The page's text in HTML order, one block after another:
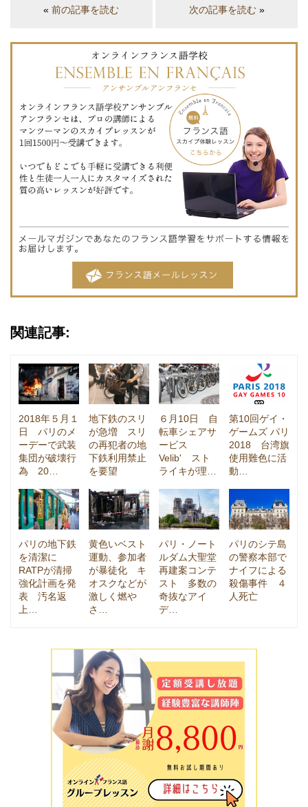
«前の記事を読む 次の記事を読む»
関連記事:
2018年５月１
日 パリのメ
ーデーで武装
集団が破壊行
為 20…
地下鉄のスリ
が急増 スリ
の再犯者の地
下鉄利用禁止
を要望
６月10日 自
転車シェアサ
ービス
Velib' スト
ライキが理…
第10回ゲイ・
ゲームズ パリ
2018 台湾旗
使用難色に活
動…
パリの地下鉄
を清潔に
RATPが清掃
強化計画を発
表 汚名返
上…
黄色いベスト
運動、参加者
が暴徒化 キ
オスクなどが
激しく燃や
さ…
パリ・ノート
ルダム大聖堂
再建案コンテ
スト 多数の
奇抜なアイ
デ…
パリのシテ島
の警察本部で
ナイフによる
殺傷事件 ４
人死亡